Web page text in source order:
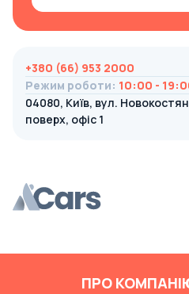
+380 (66) 953 2000
Режим роботи: 10:00 -
04080, Київ, вул.
поверх, офіс 1
ПРО